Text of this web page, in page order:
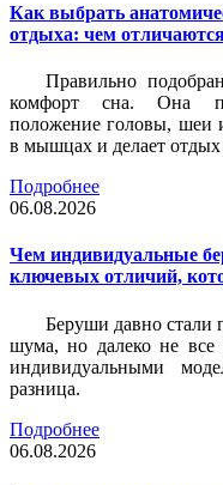
Как выбрать
отдыха: чем
Правильно
комфорт сна. Она
положение головы, шеи
в мышцах и делает
Подробнее
06.08.2026
Чем индивидуальные
ключевых отличий,
Беруши давно
шума, но далеко не
индивидуальными
разница.
Подробнее
06.08.2026